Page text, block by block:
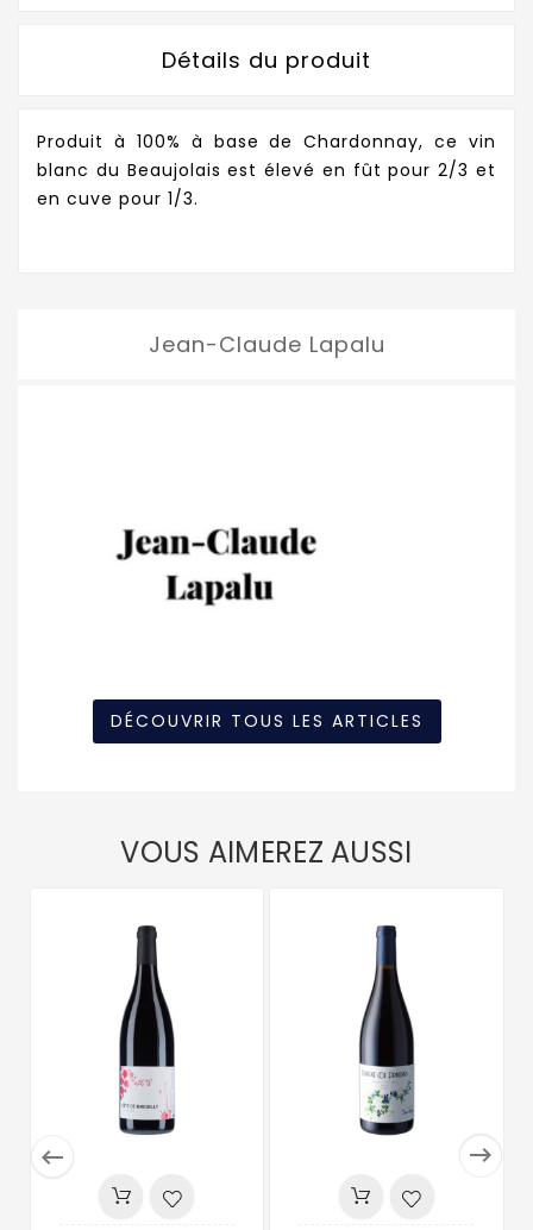
Détails du produit
Produit à 100% à base de Chardonnay, ce vin
blanc du Beaujolais est élevé en fût pour 2/3 et
en cuve pour 1/3.
Jean-Claude Lapalu
DÉCOUVRIR TOUS LES ARTICLES
VOUS AIMEREZ AUSSI
 